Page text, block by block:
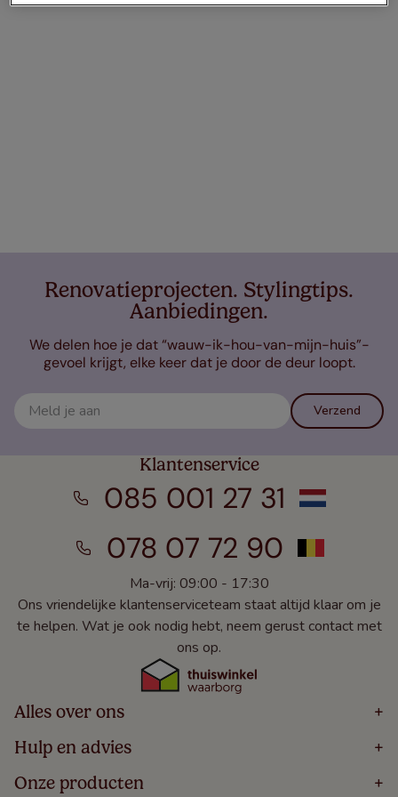
Renovatieprojecten. Stylingtips.
Aanbiedingen.
We delen hoe je dat “wauw-ik-hou-van-mijn-huis”-
gevoel krijgt, elke keer dat je door de deur loopt.
Verzend
Klantenservice
085 001 27 31
078 07 72 90
Ma-vrij: 09:00 - 17:30
Ons vriendelijke klantenserviceteam staat altijd klaar om je
te helpen. Wat je ook nodig hebt, neem gerust contact met
ons op.
Alles over ons +
Home
Over
Bestellen
Hulp en advies +
Volg Je Bestelling
Onze producten +